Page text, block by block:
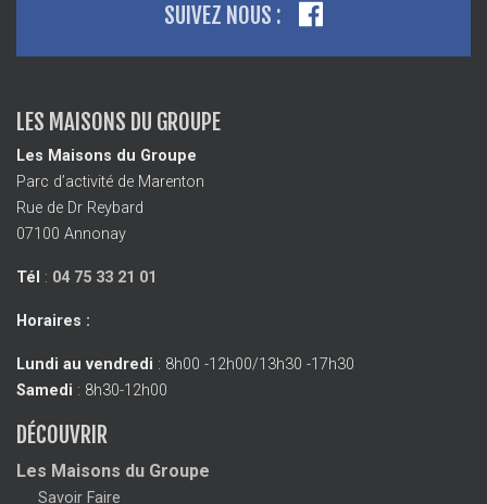
SUIVEZ NOUS :
LES MAISONS DU GROUPE
Les Maisons du Groupe
Parc d’activité de Marenton
Rue de Dr Reybard
07100 Annonay
Tél : 04 75 33 21 01
Horaires :
Lundi au vendredi : 8h00 -12h00/13h30 -17h30
Samedi : 8h30-12h00
DÉCOUVRIR
Les Maisons du Groupe
Savoir Faire